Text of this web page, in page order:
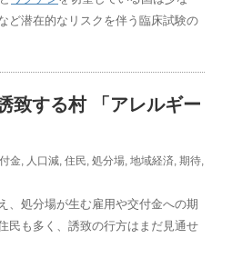
ど潜在的なリスクを伴う臨床試験の
致する村 「アレルギー
金, 人口減, 住民, 処分場, 地域経済, 期待,
、処分場が生む雇用や交付金への期
民も多く、誘致の行方はまだ見通せ